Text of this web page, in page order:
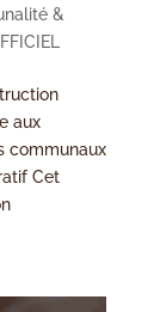
&
aux
communaux
Cet